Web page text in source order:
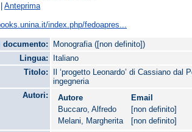
|Anteprima
index.php/fedoapres...
Monografia ([non definito])
Lingua:
Italiano
Titolo:
Il ‘progetto Leonardo’ di Cassiano
ingegneria
Autori:
Autore
Email
Buccaro, Alfredo
[non definito]
Melani, Margherita
[non definito]